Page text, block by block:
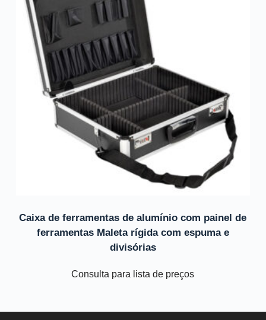
Caixa de ferramentas de alumínio com painel de
ferramentas Maleta rígida com espuma e
divisórias
Consulta para lista de preços